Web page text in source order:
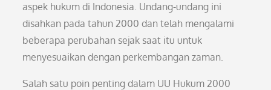
aspek hukum di Indonesia. Undang-undang ini
disahkan pada tahun 2000 dan telah mengalami
beberapa perubahan sejak saat itu untuk
menyesuaikan dengan perkembangan zaman.
Salah satu poin penting dalam UU Hukum 2000